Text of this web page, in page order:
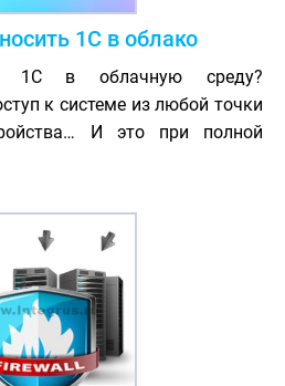
1С в облако
1С в облачную среду?
к системе из любой точки
И это при полной